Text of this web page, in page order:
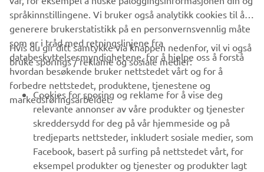
VIRKSOMHET
B2B
UTFORSK YAMAHA
FAQ & SUPPORT
språkinnstillingene. Vi bruker også analytikk cookies til å
generere brukerstatistikk på en personvernsvennlig måte
som er i tråd med retningslinjene fra
databeskyttelsesmyndighetene, for å hjelpe oss å forstå
hvordan besøkende bruker nettstedet vårt og for å
forbedre nettstedet, produktene, tjenestene og
markedsføringsarbeidet.
Hvis du gir ditt samtykke via knappen nedenfor, vil vi også
bruke sporings / reklame og sosiale medier:
Cookies for sporing og reklame for å vise deg
relevante annonser av våre produkter og tjenester
skreddersydd for deg på vår hjemmeside og på
tredjeparts nettsteder, inkludert sosiale medier, som
Facebook, basert på surfing på nettstedet vårt, for
eksempel produkter og tjenester og produkter lagt